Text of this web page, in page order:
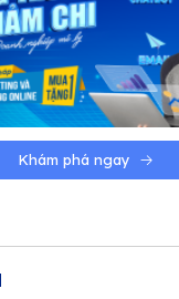
Khám phá ngay